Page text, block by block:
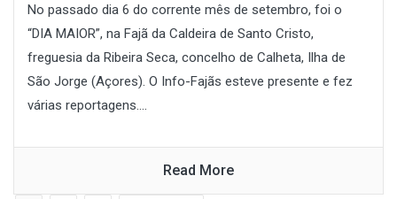
No passado dia 6 do corrente mês de setembro, foi o
“DIA MAIOR”, na Fajã da Caldeira de Santo Cristo,
freguesia da Ribeira Seca, concelho de Calheta, Ilha de
São Jorge (Açores). O Info-Fajãs esteve presente e fez
várias reportagens....
Read More